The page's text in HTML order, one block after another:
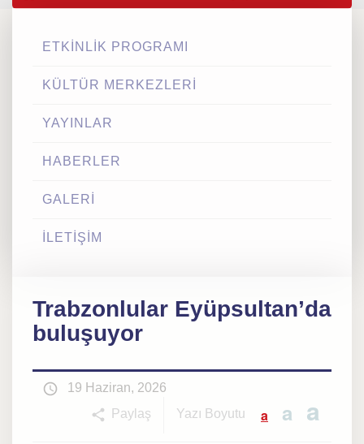
ETKİNLİK PROGRAMI
KÜLTÜR MERKEZLERİ
YAYINLAR
HABERLER
GALERİ
İLETİŞİM
Trabzonlular Eyüpsultan’da
buluşuyor
19 Haziran, 2026
Yazı Boyutu
a a a
Paylaş